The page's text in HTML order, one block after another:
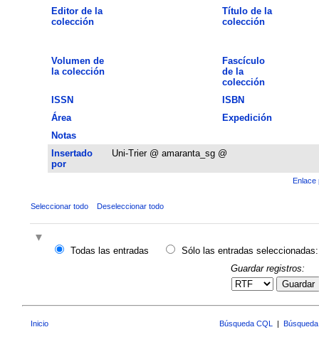
Editor de la
colección
Título de la
colección
Volumen de
la colección
Fascículo
de la
colección
ISSN
ISBN
Área
Expedición
Notas
Insertado
por
Uni-Trier @ amaranta_sg @
Enlace
Seleccionar todo Deseleccionar todo
Todas las entradas
Sólo las entradas seleccionadas:
Guardar registros:
Guardar
Inicio Búsqueda CQL